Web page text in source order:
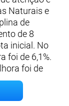
Naturais e
de
de 8
inicial. No
foi de 6,1%.
foi de